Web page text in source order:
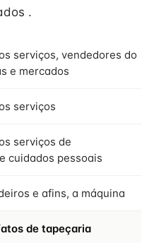
.
serviços, vendedores do
e mercados
serviços
serviços de
cuidados pessoais
e afins, a máquina
de tapeçaria